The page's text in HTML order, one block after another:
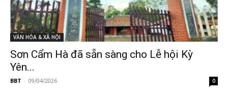
VĂN HÓA & XÃ HỘI
Sơn Cẩm Hà đã sẵn sàng cho Lễ hội Kỳ
Yên...
BBT - 09/04/2026 0